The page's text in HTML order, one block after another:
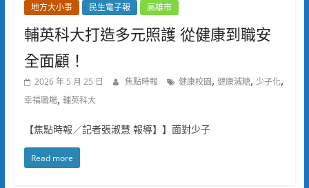
地方大小事 民生電子報 高雄市
輔英科大打造多元照護 從健康到職安
全面顧！
2026 年 5 月 25 日 焦點時報 健康校園, 健康減糖, 少子化,
幸福職場, 輔英科大
【焦點時報／記者張淑慧 報導】】面對少子
Read more